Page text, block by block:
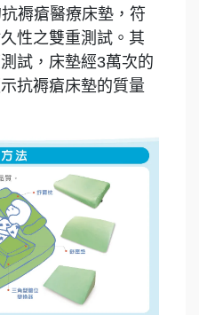
褥瘡醫療床墊，符
性之雙重測試。其
試，床墊經3萬次的
抗褥瘡床墊的質量